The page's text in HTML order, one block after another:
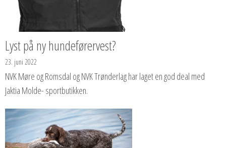
Lyst på ny hundeførervest?
23. juni 2022
NVK Møre og Romsdal og NVK Trønderlag har laget en god deal med
Jaktia Molde- sportbutikken.